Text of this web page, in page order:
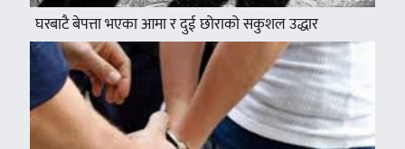
घरबाटै बेपत्ता भएका आमा र दुई छोराको सकुशल उद्धार